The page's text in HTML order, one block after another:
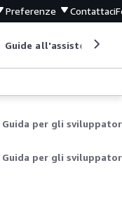
Preferenze Contattaci
Guide all'assistenza
Guida per gli
Guida per gli